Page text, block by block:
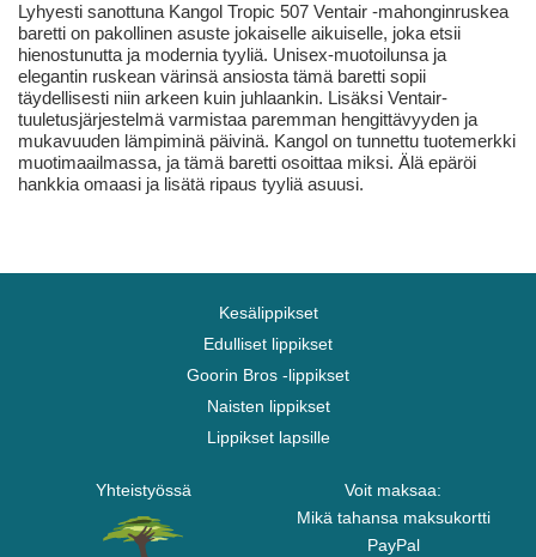
Lyhyesti sanottuna Kangol Tropic 507 Ventair -mahonginruskea
baretti on pakollinen asuste jokaiselle aikuiselle, joka etsii
hienostunutta ja modernia tyyliä. Unisex-muotoilunsa ja
elegantin ruskean värinsä ansiosta tämä baretti sopii
täydellisesti niin arkeen kuin juhlaankin. Lisäksi Ventair-
tuuletusjärjestelmä varmistaa paremman hengittävyyden ja
mukavuuden lämpiminä päivinä. Kangol on tunnettu tuotemerkki
muotimaailmassa, ja tämä baretti osoittaa miksi. Älä epäröi
hankkia omaasi ja lisätä ripaus tyyliä asuusi.
Kesälippikset
Edulliset lippikset
Goorin Bros -lippikset
Naisten lippikset
Lippikset lapsille
Yhteistyössä
Voit maksaa:
Mikä tahansa maksukortti
PayPal